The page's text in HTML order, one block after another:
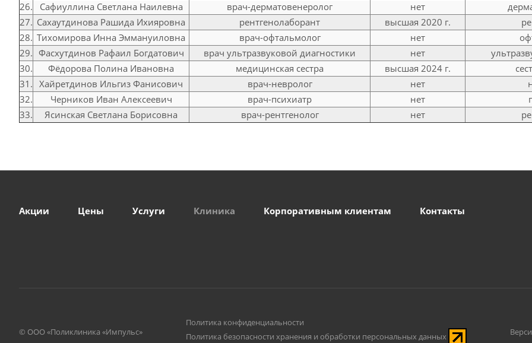
26. Сафиуллина Светлана Наилевна врач-дерматовенеролог нет
27. Сахаутдинова Рашида Ихияровна рентгенолаборант высшая 2020 г.
28. Тихомирова Инна Эммануиловна врач-офтальмолог нет
29. Фасхутдинов Рафаил Богдатович врач ультразвуковой диагностики нет
30.
Фёдорова Полина Ивановна медицинская сестра высшая 2024 г.
31. Хайретдинов Ильгиз Фанисович врач-невролог нет
32.
Черников Иван Алексеевич врач-психиатр нет
33.
Ясинская Светлана Борисовна врач-рентгенолог нет
Акции Цены Услуги Клиника Корпоративным клиентам Контакты
© ООО «Поликлиника «Импульс»
Политика конфиденциальности
Политика безопасности хранения и обработки персональных данных